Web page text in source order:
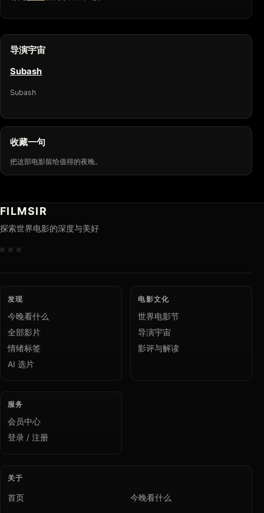
导演宇宙
Subash
Subash
收藏一句
把这部电影留给值得的夜晚。
FILMSIR
探索世界电影的深度与美好
发现
今晚看什么
全部影片
情绪标签
AI 选片
电影文化
世界电影节
导演宇宙
影评与解读
服务
会员中心
登录 / 注册
关于
首页 今晚看什么